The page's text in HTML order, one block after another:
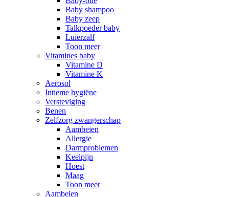
Baby shampoo
Baby zeep
Talkpoeder baby
Luierzalf
Toon meer
Vitamines baby
Vitamine D
Vitamine K
Aerosol
Intieme hygiëne
Versteviging
Benen
Zelfzorg zwangerschap
Aambeien
Allergie
Darmproblemen
Keelpijn
Hoest
Maag
Toon meer
Aambeien